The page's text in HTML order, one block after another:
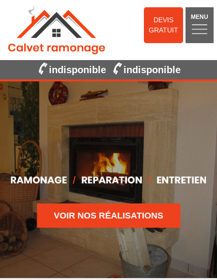
DEVIS
GRATUIT
MENU
indisponible indisponible
VOIR NOS RÉALISATIONS